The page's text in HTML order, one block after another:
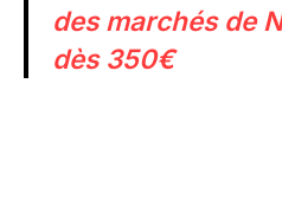
des marchés de
dès 350€